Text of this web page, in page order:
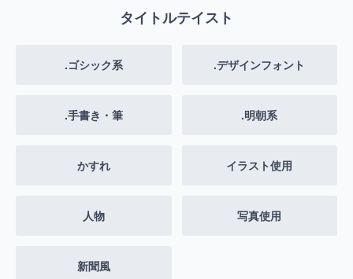
タイトルテイスト
.ゴシック系 .デザインフォント
.手書き・筆 .明朝系
かすれ イラスト使用
人物 写真使用
新聞風